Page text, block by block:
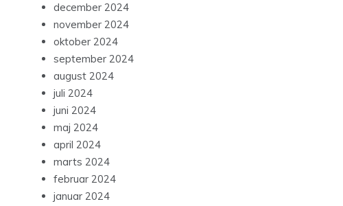
december 2024
november 2024
oktober 2024
september 2024
august 2024
juli 2024
juni 2024
maj 2024
april 2024
marts 2024
februar 2024
januar 2024